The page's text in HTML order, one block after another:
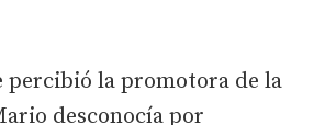
percibió la promotora de la
desconocía por